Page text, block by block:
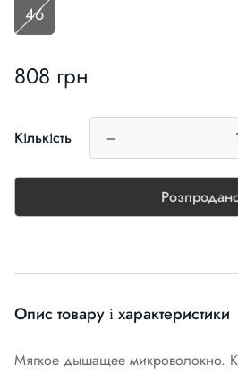
46
Звичайна
808 грн
Кількість
Опис товару і характеристики
Мягкое дышащее микроволокно.